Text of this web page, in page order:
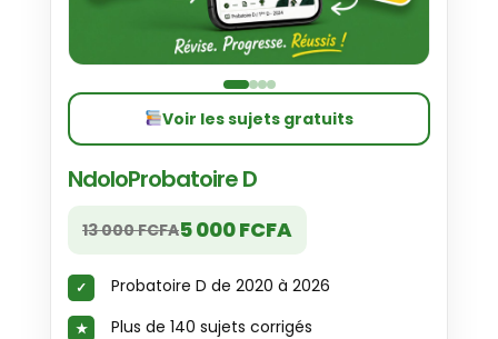
Voir les sujets gratuits
NdoloProbatoire D
13 000 FCFA5 000 FCFA
Probatoire D de 2020 à 2026
Plus de 140 sujets corrigés